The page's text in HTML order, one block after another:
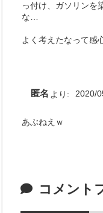
っ付け、ガソリンを
な…
よく考えたなって感
匿名 より: 2020/
あぶねえｗ
コメント